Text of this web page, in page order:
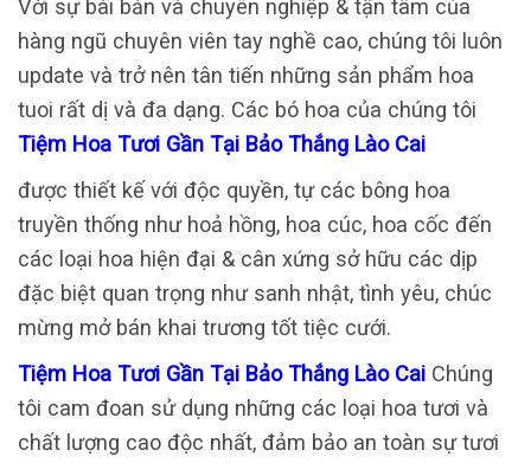
Với sự bài bản và chuyên nghiệp & tận tâm của
hàng ngũ chuyên viên tay nghề cao, chúng tôi luôn
update và trở nên tân tiến những sản phẩm hoa
tuoi rất dị và đa dạng. Các bó hoa của chúng tôi
Tiệm Hoa Tươi Gần Tại Bảo Thắng Lào Cai
được thiết kế với độc quyền, tự các bông hoa
truyền thống như hoả hồng, hoa cúc, hoa cốc đến
các loại hoa hiện đại & cân xứng sở hữu các dịp
đặc biệt quan trọng như sanh nhật, tình yêu, chúc
mừng mở bán khai trương tốt tiệc cưới.
Tiệm Hoa Tươi Gần Tại Bảo Thắng Lào Cai Chúng
tôi cam đoan sử dụng những các loại hoa tươi và
chất lượng cao độc nhất, đảm bảo an toàn sự tươi